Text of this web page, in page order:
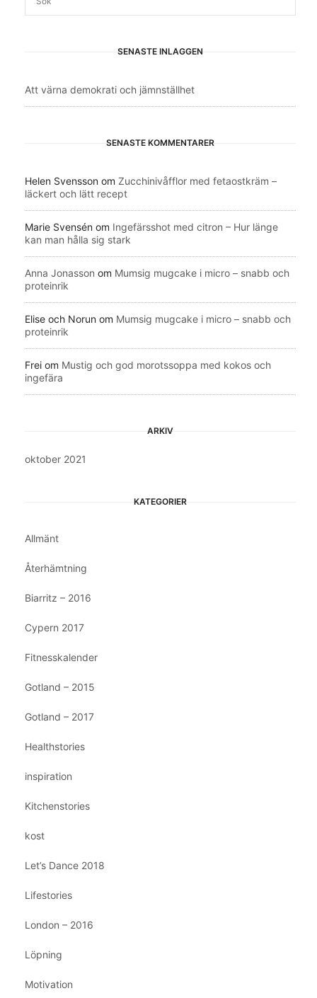
SENASTE INLÄGGEN
Att värna demokrati och jämnställhet
SENASTE KOMMENTARER
Helen Svensson om Zucchinivåfflor med fetaostkräm –
läckert och lätt recept
Marie Svensén om Ingefärsshot med citron – Hur länge
kan man hålla sig stark
Anna Jonasson om Mumsig mugcake i micro – snabb och
proteinrik
Elise och Norun om Mumsig mugcake i micro – snabb och
proteinrik
Frei om Mustig och god morotssoppa med kokos och
ingefära
ARKIV
oktober 2021
KATEGORIER
Allmänt
Återhämtning
Biarritz – 2016
Cypern 2017
Fitnesskalender
Gotland – 2015
Gotland – 2017
Healthstories
inspiration
Kitchenstories
kost
Let’s Dance 2018
Lifestories
London – 2016
Löpning
Motivation